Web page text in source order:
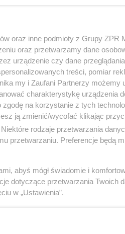
oraz inne podmioty z Grupy ZPR
oraz przetwarzamy dane
urządzenie czy dane
treści, pomiar
my i Zaufani Partnerzy możemy
charakterystykę urządzenia
na korzystanie z tych
ją zmienić/wycofać klikając
Niektóre rodzaje przetwarzania
przetwarzaniu. Preferencje będą
abyś mógł świadomie i
dotyczące przetwarzania Twoich
w „Ustawienia”.